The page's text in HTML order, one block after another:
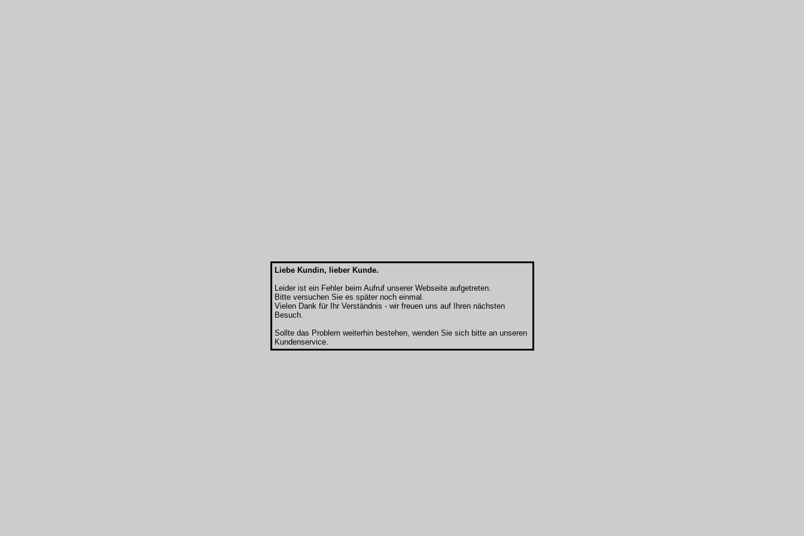
Liebe Kundin, lieber Kunde.
Leider ist ein Fehler beim Aufruf unserer Webseite aufgetreten.
Bitte versuchen Sie es später noch einmal.
Vielen Dank für Ihr Verständnis - wir freuen uns auf Ihren nächsten
Besuch.
Sollte das Problem weiterhin bestehen, wenden Sie sich bitte an unseren
Kundenservice.